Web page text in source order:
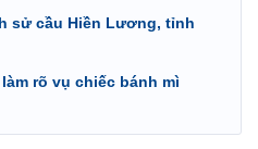
sử cầu Hiền Lương, tỉnh
rõ vụ chiếc bánh mì